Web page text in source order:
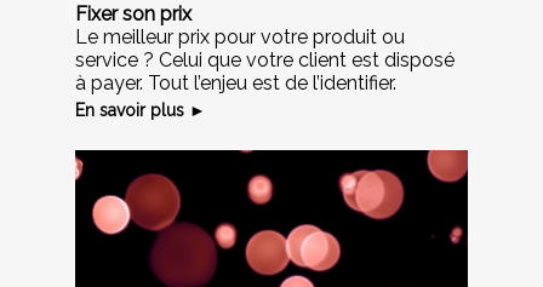
Fixer son prix
Le meilleur prix pour votre produit ou
service ? Celui que votre client est disposé
à payer. Tout l’enjeu est de l’identifier.
En savoir plus ►